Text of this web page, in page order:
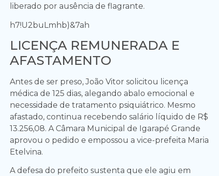
liberado por ausência de flagrante.
h7!U2buLmhb)&7ah
LICENÇA REMUNERADA E
AFASTAMENTO
Antes de ser preso, João Vitor solicitou licença
médica de 125 dias, alegando abalo emocional e
necessidade de tratamento psiquiátrico. Mesmo
afastado, continua recebendo salário líquido de R$
13.256,08. A Câmara Municipal de Igarapé Grande
aprovou o pedido e empossou a vice-prefeita Maria
Etelvina.
A defesa do prefeito sustenta que ele agiu em